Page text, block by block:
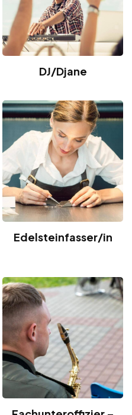
DJ/Djane
Edelsteinfasser/in